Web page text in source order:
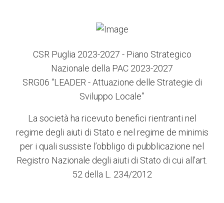
CSR Puglia 2023-2027 - Piano Strategico
Nazionale della PAC 2023-2027
SRG06 “LEADER - Attuazione delle Strategie di
Sviluppo Locale”
La società ha ricevuto benefici rientranti nel
regime degli aiuti di Stato e nel regime de minimis
per i quali sussiste l’obbligo di pubblicazione nel
Registro Nazionale degli aiuti di Stato di cui all’art.
52 della L. 234/2012